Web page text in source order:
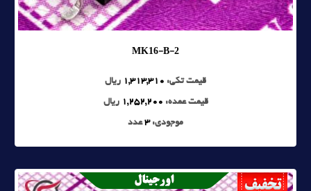
MK16-B-2
قیمت تکی: 1,313,310 ریال
قیمت عمده: 1,252,200 ریال
موجودی:3عدد